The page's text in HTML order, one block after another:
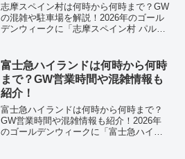
志摩スペイン村は何時から何時まで？GW
の混雑や駐車場を解説！2026年のゴール
デンウィークに「志摩スペイン村 パルケ
い海岸線近くに位置するこのパークは、
情熱的なフラメン...
富士急ハイランドは何時から何時
まで？GW営業時間や混雑情報も
紹介！
富士急ハイランドは何時から何時まで？
GW営業時間や混雑情報も紹介！2026年
のゴールデンウィークに「富士急ハイラ